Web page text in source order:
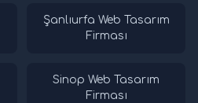
Şanlıurfa Web Tasarım
Firması
Sinop Web Tasarım
Firması